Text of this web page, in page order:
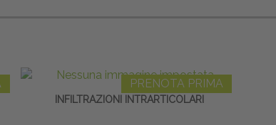
PRENOTA PRIMA
INFILTRAZIONI INTRARTICOLARI